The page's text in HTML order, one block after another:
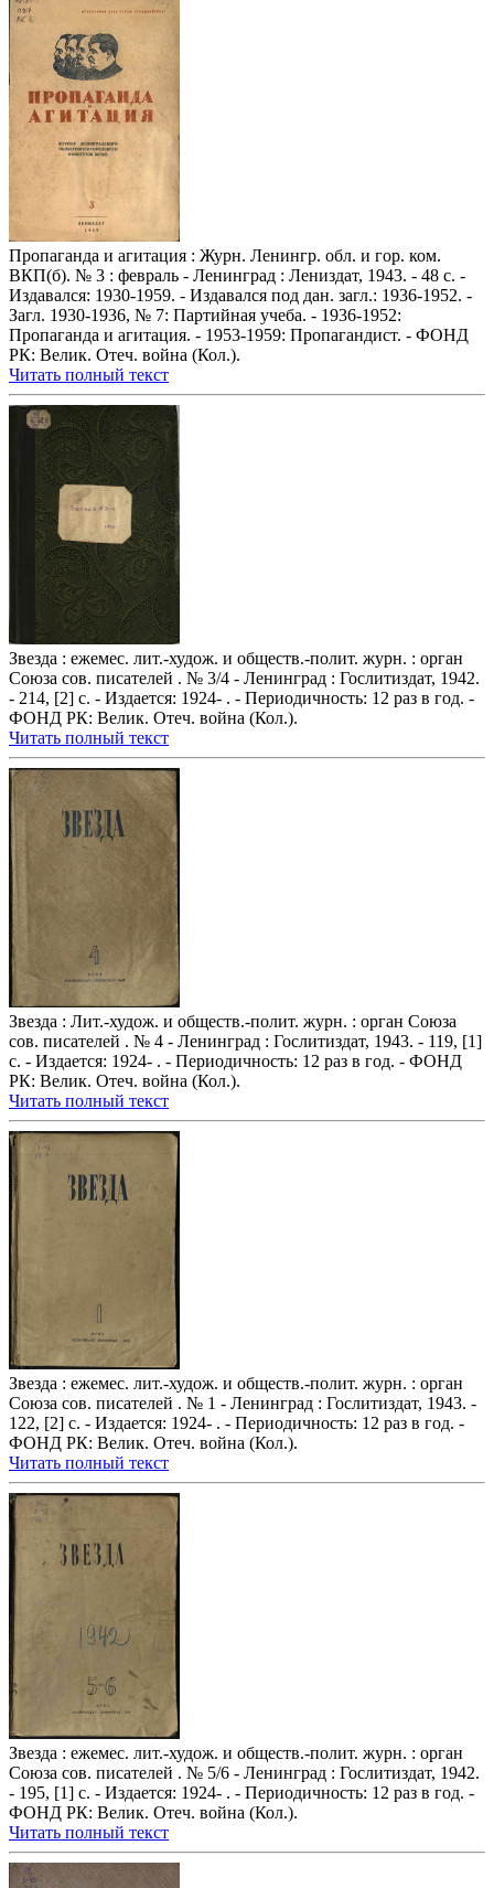
Пропаганда и агитация : Журн. Ленингр. обл. и гор. ком.
ВКП(б). № 3 : февраль - Ленинград : Лениздат, 1943. - 48 с. -
Издавался: 1930-1959. - Издавался под дан. загл.: 1936-1952. -
Загл. 1930-1936, № 7: Партийная учеба. - 1936-1952:
Пропаганда и агитация. - 1953-1959: Пропагандист. - ФОНД
РК: Велик. Отеч. война (Кол.).
Читать полный текст
Звезда : ежемес. лит.-худож. и обществ.-полит. журн. : орган
Союза сов. писателей . № 3/4 - Ленинград : Гослитиздат, 1942.
- 214, [2] с. - Издается: 1924- . - Периодичность: 12 раз в год. -
ФОНД РК: Велик. Отеч. война (Кол.).
Читать полный текст
Звезда : Лит.-худож. и обществ.-полит. журн. : орган Союза
сов. писателей . № 4 - Ленинград : Гослитиздат, 1943. - 119, [1]
с. - Издается: 1924- . - Периодичность: 12 раз в год. - ФОНД
РК: Велик. Отеч. война (Кол.).
Читать полный текст
Звезда : ежемес. лит.-худож. и обществ.-полит. журн. : орган
Союза сов. писателей . № 1 - Ленинград : Гослитиздат, 1943. -
122, [2] с. - Издается: 1924- . - Периодичность: 12 раз в год. -
ФОНД РК: Велик. Отеч. война (Кол.).
Читать полный текст
Звезда : ежемес. лит.-худож. и обществ.-полит. журн. : орган
Союза сов. писателей . № 5/6 - Ленинград : Гослитиздат, 1942.
- 195, [1] с. - Издается: 1924- . - Периодичность: 12 раз в год. -
ФОНД РК: Велик. Отеч. война (Кол.).
Читать полный текст